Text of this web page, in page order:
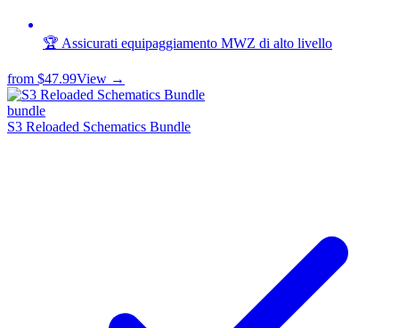
🏆 Assicurati equipaggiamento MWZ di alto livello
from $47.99View →
bundle
S3 Reloaded Schematics Bundle